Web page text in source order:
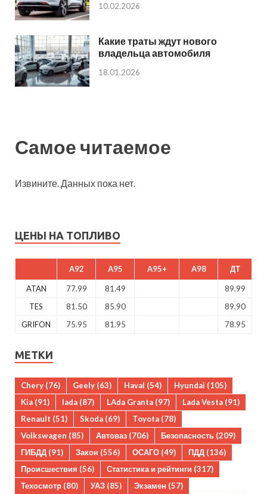
10.02.2026
Какие траты ждут нового
владельца автомобиля
18.01.2026
Самое читаемое
Извините. Данных пока нет.
ЦЕНЫ НА ТОПЛИВО
A92 A95 A95+ A98 ДТ
ATAN 77.99 81.49
89.99
TES
81.50 85.90
89.90
GRIFON
75.95 81.95 78.95
МЕТКИ
Chery (76) Geely (63) Haval (54) Hyundai (105)
Kia (91) lada (87) LAda Granta (97) Lada Vesta (91)
Renault (51) Skoda (69) Toyota (78)
Volkswagen (85) Автоваз (706) Безопасность (209)
ГИБДД (91) Закон (556) ОСАГО (49) ПДД (136)
Происшествия (56) Статистика и рейтинги (317)
Техосмотр (80) УАЗ (85) Экзамен (57)